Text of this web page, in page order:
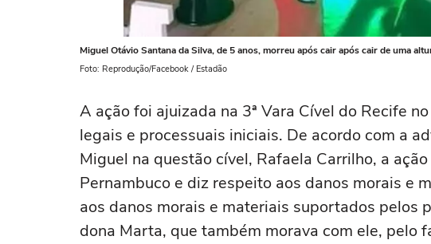
Miguel Otávio Santana da Silva, de 5 anos, morreu após cair após cair de uma
Foto: Reprodução/Facebook / Estadão
A ação foi ajuizada na 3ª Vara Cível do Recife
legais e processuais iniciais. De acordo com a
Miguel na questão cível, Rafaela Carrilho, a
Pernambuco e diz respeito aos danos morais e
aos danos morais e materiais suportados pelos
dona Marta, que também morava com ele, pelo